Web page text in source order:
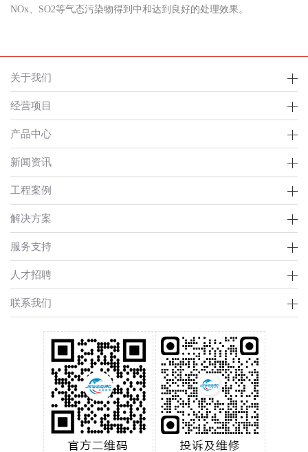
NOx、SO2等气态污染物得到中和达到良好的处理效果。
关于我们
经营项目
产品中心
新闻资讯
工程案例
解决方案
服务支持
人才招聘
联系我们